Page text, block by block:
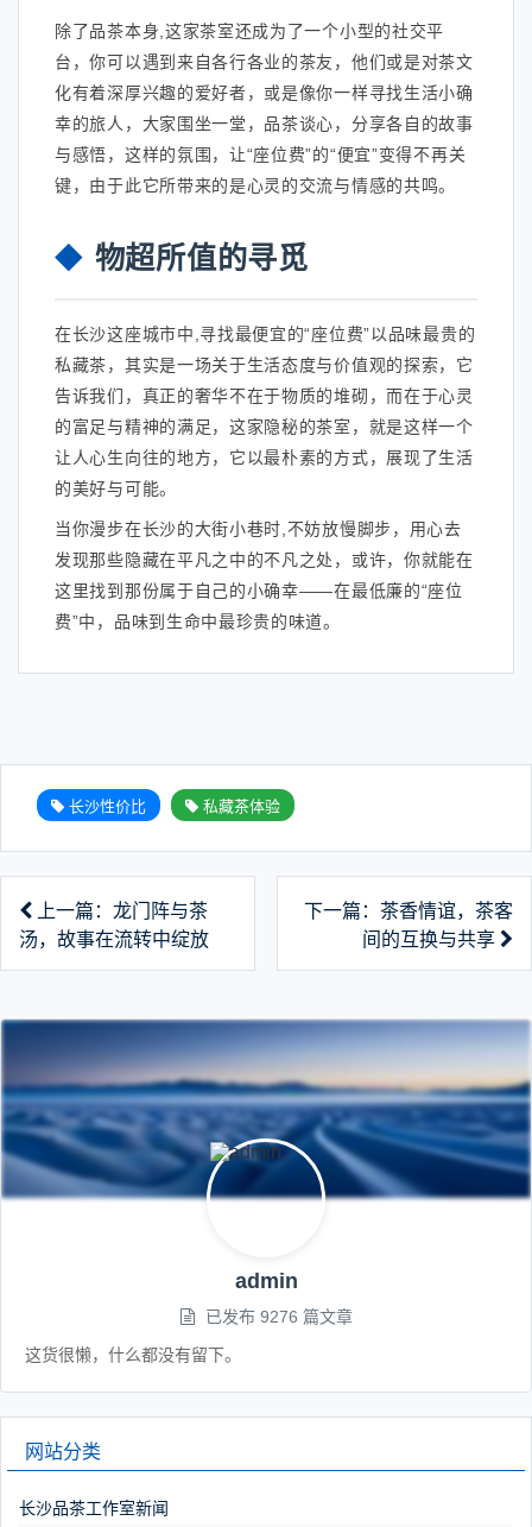
除了品茶本身,这家茶室还成为了一个小型的社交平
台，你可以遇到来自各行各业的茶友，他们或是对茶文
化有着深厚兴趣的爱好者，或是像你一样寻找生活小确
幸的旅人，大家围坐一堂，品茶谈心，分享各自的故事
与感悟，这样的氛围，让“座位费”的“便宜”变得不再关
键，由于此它所带来的是心灵的交流与情感的共鸣。
物超所值的寻觅
在长沙这座城市中,寻找最便宜的“座位费”以品味最贵的
私藏茶，其实是一场关于生活态度与价值观的探索，它
告诉我们，真正的奢华不在于物质的堆砌，而在于心灵
的富足与精神的满足，这家隐秘的茶室，就是这样一个
让人心生向往的地方，它以最朴素的方式，展现了生活
的美好与可能。
当你漫步在长沙的大街小巷时,不妨放慢脚步，用心去
发现那些隐藏在平凡之中的不凡之处，或许，你就能在
这里找到那份属于自己的小确幸——在最低廉的“座位
费”中，品味到生命中最珍贵的味道。
长沙性价比 私藏茶体验
上一篇：龙门阵与茶
汤，故事在流转中绽放
下一篇：茶香情谊，茶客
间的互换与共享
admin
已发布 9276 篇文章
这货很懒，什么都没有留下。
网站分类
长沙品茶工作室新闻